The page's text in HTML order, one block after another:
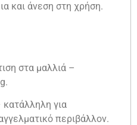
και άνεση στη χρήση.
στα μαλλιά –
για
περιβάλλον.